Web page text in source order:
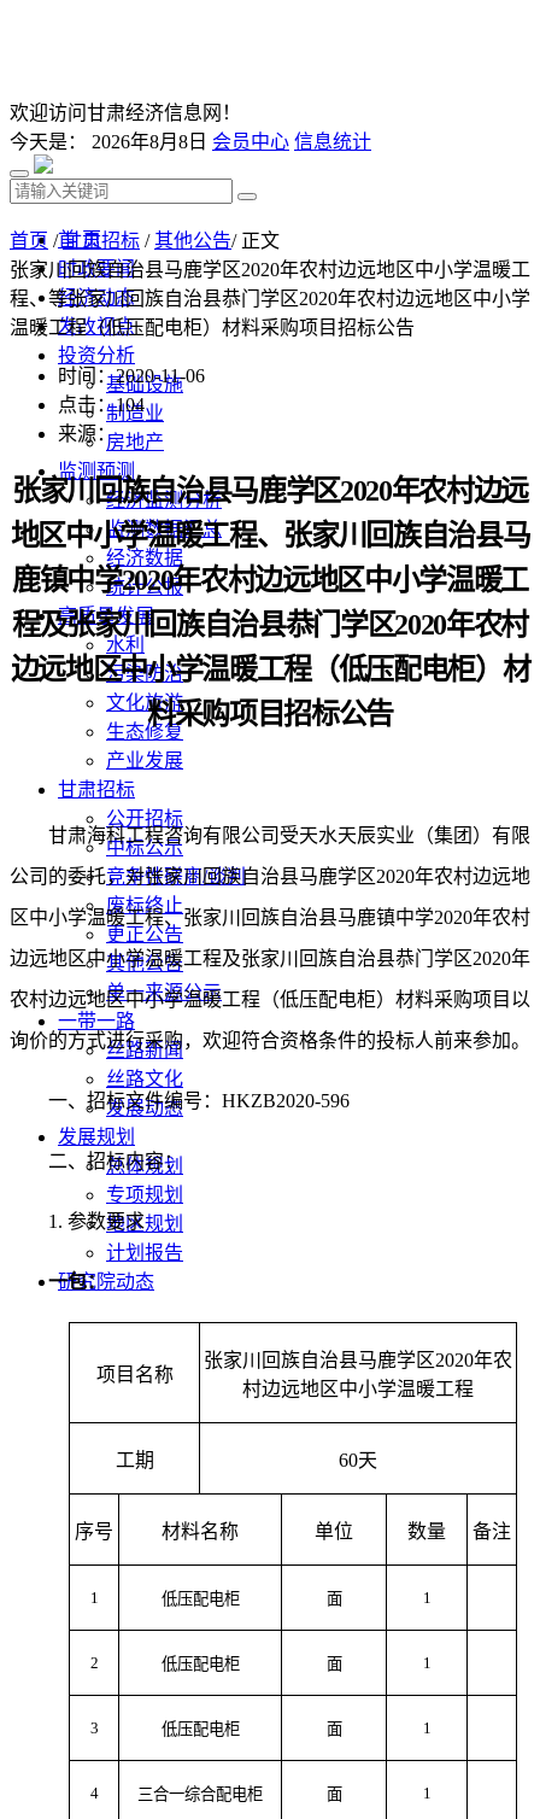
欢迎访问甘肃经济信息网！
今天是： 2026年8月8日 会员中心 信息统计
首 页
时政要闻
经济动态
发改视点
投资分析
基础设施
制造业
房地产
监测预测
经济监测分析
监测数据汇总
经济数据
统计公报
高质量发展
水利
污染防治
文化旅游
生态修复
产业发展
甘肃招标
公开招标
中标公示
竞争性磋商/谈判
废标终止
更正公告
其他公告
单一来源公示
一带一路
丝路新闻
丝路文化
发展动态
发展规划
总体规划
专项规划
地区规划
计划报告
研究院动态
首页 /甘肃招标 /其他公告/ 正文
张家川回族自治县马鹿学区2020年农村边远地区中小学温暖工
程、等张家川回族自治县恭门学区2020年农村边远地区中小学
温暖工程（低压配电柜）材料采购项目招标公告
时间：2020-11-06
点击：104
来源：
张家川回族自治县马鹿学区2020年农村边远
地区中小学温暖工程、张家川回族自治县马
鹿镇中学2020年农村边远地区中小学温暖工
程及张家川回族自治县恭门学区2020年农村
边远地区中小学温暖工程（低压配电柜）材
料采购项目招标公告
甘肃海科工程咨询有限公司 受天水天辰实业（集团）有限
公司的委托，对张家川回族自治县马鹿学区2020年农村边远地
区中小学温暖工程、张家川回族自治县马鹿镇中学2020年农村
边远地区中小学温暖工程及张家川回族自治县恭门学区2020年
农村边远地区中小学温暖工程（低压配电柜）材料采购项目 以
询价的方式进行采购，欢迎符合资格条件的投标人前来参加。
一、 招标文件编号 ： HKZB2020-596
二、招标内容：
1. 参数要求
一包：
项目名称
张家川回族自治县马鹿学区2020年农
村边远地区中小学温暖工程
工期 60天
序号 材料名称 单位 数量 备注
1 低压配电柜 面 1
2 低压配电柜 面 1
3 低压配电柜 面 1
4 三合一综合配电柜 面 1